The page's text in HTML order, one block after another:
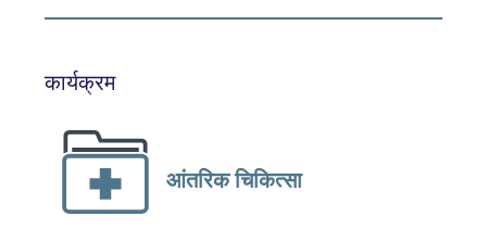
कार्यक्रम
आंतरिक चिकित्सा